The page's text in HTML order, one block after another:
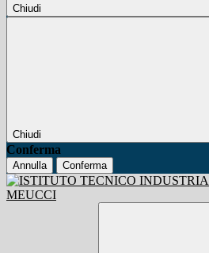
Chiudi
Chiudi
Conferma
Annulla Conferma